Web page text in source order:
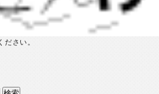
さい。